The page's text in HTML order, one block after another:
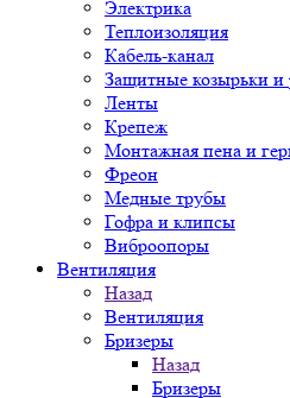
Электрика
Теплоизоляция
Кабель-канал
Защитные козырьки и
Ленты
Крепеж
Монтажная пена и
Фреон
Медные трубы
Гофра и клипсы
Виброопоры
Вентиляция
Назад
Вентиляция
Бризеры
Назад
Бризеры